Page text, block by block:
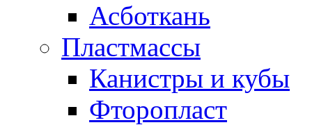
Асботкань
Пластмассы
Канистры и кубы
Фторопласт